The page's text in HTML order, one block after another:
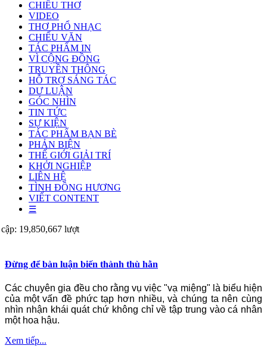
CHIẾU THƠ
VIDEO
THƠ PHỔ NHẠC
CHIẾU VĂN
TÁC PHẨM IN
VÌ CỘNG ĐỒNG
TRUYỀN THÔNG
HỖ TRỢ SÁNG TÁC
DƯ LUẬN
GÓC NHÌN
TIN TỨC
SỰ KIỆN
TÁC PHẨM BẠN BÈ
PHẢN BIỆN
THẾ GIỚI GIẢI TRÍ
KHỞI NGHIỆP
LIÊN HỆ
TÌNH ĐỒNG HƯƠNG
VIẾT CONTENT
☰
19,850,667 lượt
Đừng để bàn luận biến thành thù hằn
Các chuyên gia đều cho rằng vụ việc "vạ miệng" là biểu hiện
của một vấn đề phức tạp hơn nhiều, và chúng ta nên cùng
nhìn nhận khái quát chứ không chỉ về tập trung vào cá nhân
một hoa hậu.
Xem tiếp...